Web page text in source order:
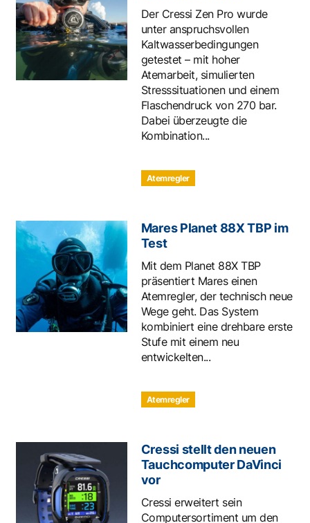
Der Cressi Zen Pro wurde
unter anspruchsvollen
Kaltwasserbedingungen
getestet – mit hoher
Atemarbeit, simulierten
Stresssituationen und einem
Flaschendruck von 270 bar.
Dabei überzeugte die
Kombination...
Atemregler
Mares Planet 88X TBP im
Test
Mit dem Planet 88X TBP
präsentiert Mares einen
Atemregler, der technisch neue
Wege geht. Das System
kombiniert eine drehbare erste
Stufe mit einem neu
entwickelten...
Atemregler
Cressi stellt den neuen
Tauchcomputer DaVinci
vor
Cressi erweitert sein
Computersortiment um den